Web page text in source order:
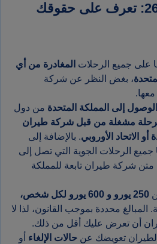
المملكة المتحدة 261: تعرف على حقوقك
المغادرة من أي
، بغض النظر عن شركة
الوصول إلى المملكة المتحدة من دول
مشغلة من قبل شركة طيران
أو الاتحاد الأوروبي. بالإضافة إلى
ذلك، تغطي UK 261 جميع الرحلات الجوية التي تصل إلى
متن شركة طيران تابعة للمملكة
250 يورو
و 600 يورو لكل شخص،
محددة بموجب القانون، لذا لا
أن تعرض عليك أقل من ذلك.
تعويضك عن حالات الإلغاء أو